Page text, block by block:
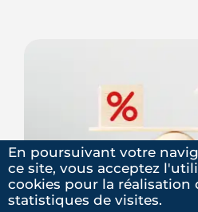
Ma recherche
Taux
une rentrée
En poursuivant votre
ce site, vous acceptez
cookies pour la réalisation
statistiques de visites.